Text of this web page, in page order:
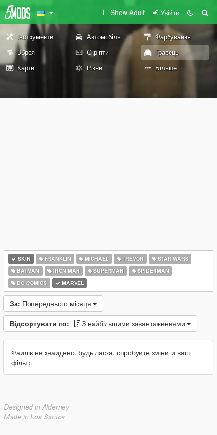
Show Adult Увійти
Інструменти Автомобіль
Фарбування
Зброя
Скріпти
Гравець
Карти
Різне Більше
SKIN FRANKLIN MICHAEL TREVOR
STAR WARS
BATMAN
IRON MAN SUPERMAN
SPIDERMAN
DC COMICS
MARVEL
За: Попереднього місяця
Відсортувати по: З найбільшими завантаженнями
Файлів не знайдено, будь ласка, спробуйте змінити ваш
фільтр
Designed in Alderney
Made in Los Santos